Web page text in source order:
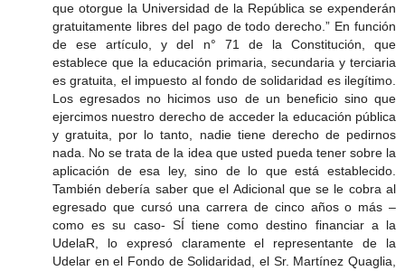
que otorgue la Universidad de la República se expenderán
gratuitamente libres del pago de todo derecho.” En función
de ese artículo, y del n° 71 de la Constitución, que
establece que la educación primaria, secundaria y terciaria
es gratuita, el impuesto al fondo de solidaridad es ilegítimo.
Los egresados no hicimos uso de un beneficio sino que
ejercimos nuestro derecho de acceder la educación pública
y gratuita, por lo tanto, nadie tiene derecho de pedirnos
nada. No se trata de la idea que usted pueda tener sobre la
aplicación de esa ley, sino de lo que está establecido.
También debería saber que el Adicional que se le cobra al
egresado que cursó una carrera de cinco años o más –
como es su caso- SÍ tiene como destino financiar a la
UdelaR, lo expresó claramente el representante de la
Udelar en el Fondo de Solidaridad, el Sr. Martínez Quaglia,